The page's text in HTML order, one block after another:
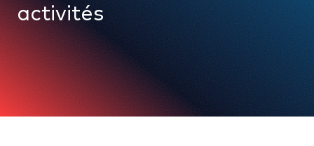
activités